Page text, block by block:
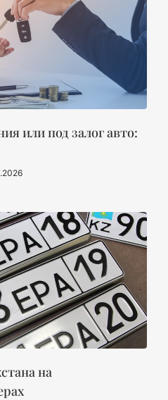
или под залог авто:
на